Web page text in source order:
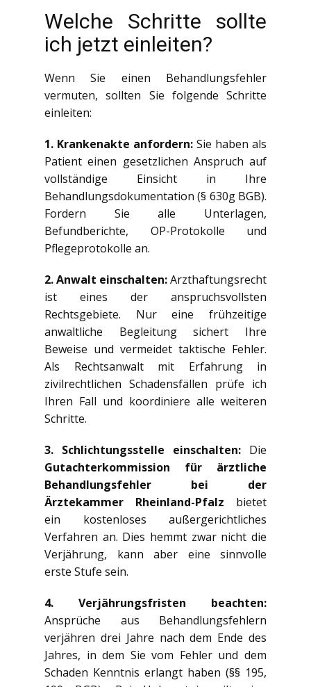
Welche Schritte sollte
ich jetzt einleiten?
Wenn Sie einen Behandlungsfehler
vermuten, sollten Sie folgende Schritte
einleiten:
1. Krankenakte anfordern: Sie haben als
Patient einen gesetzlichen Anspruch auf
vollständige Einsicht in Ihre
Behandlungsdokumentation (§ 630g BGB).
Fordern Sie alle Unterlagen,
Befundberichte, OP-Protokolle und
Pflegeprotokolle an.
2. Anwalt einschalten:Arzthaftungsrecht
ist eines der anspruchsvollsten
Rechtsgebiete. Nur eine frühzeitige
anwaltliche Begleitung sichert Ihre
Beweise und vermeidet taktische Fehler.
Als Rechtsanwalt mit Erfahrung in
zivilrechtlichen Schadensfällen prüfe ich
Ihren Fall und koordiniere alle weiteren
Schritte.
3. Schlichtungsstelle einschalten: Die
Gutachterkommission für ärztliche
Behandlungsfehler bei der
Ärztekammer Rheinland-Pfalz bietet
ein kostenloses außergerichtliches
Verfahren an. Dies hemmt zwar nicht die
Verjährung, kann aber eine sinnvolle
erste Stufe sein.
4. Verjährungsfristen beachten:
Ansprüche aus Behandlungsfehlern
verjähren drei Jahre nach dem Ende des
Jahres, in dem Sie vom Fehler und dem
Schaden Kenntnis erlangt haben (§§ 195,